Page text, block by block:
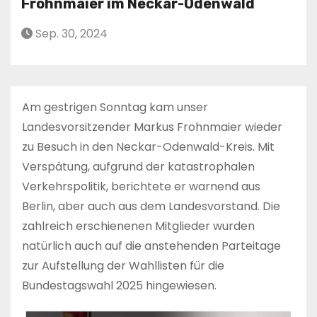
Frohnmaier im Neckar-Odenwald
Sep. 30, 2024
Am gestrigen Sonntag kam unser
Landesvorsitzender Markus Frohnmaier wieder
zu Besuch in den Neckar-Odenwald-Kreis. Mit
Verspätung, aufgrund der katastrophalen
Verkehrspolitik, berichtete er warnend aus
Berlin, aber auch aus dem Landesvorstand. Die
zahlreich erschienenen Mitglieder wurden
natürlich auch auf die anstehenden Parteitage
zur Aufstellung der Wahllisten für die
Bundestagswahl 2025 hingewiesen.